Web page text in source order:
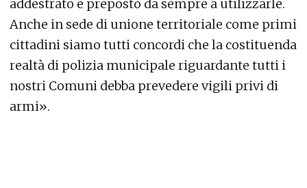
addestrato e preposto da sempre a utilizzarle.
Anche in sede di unione territoriale come primi
cittadini siamo tutti concordi che la costituenda
realtà di polizia municipale riguardante tutti i
nostri Comuni debba prevedere vigili privi di
armi».